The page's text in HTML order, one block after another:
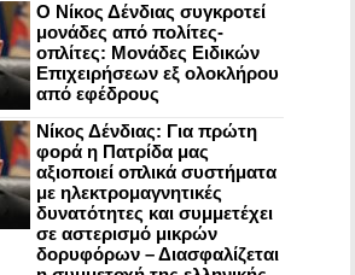
Ο Νίκος Δένδιας συγκροτεί
μονάδες από πολίτες-
οπλίτες: Μονάδες Ειδικών
Επιχειρήσεων εξ ολοκλήρου
από εφέδρους
Νίκος Δένδιας: Για πρώτη
φορά η Πατρίδα μας
αξιοποιεί οπλικά συστήματα
με ηλεκτρομαγνητικές
δυνατότητες και συμμετέχει
σε αστερισμό μικρών
δορυφόρων – Διασφαλίζεται